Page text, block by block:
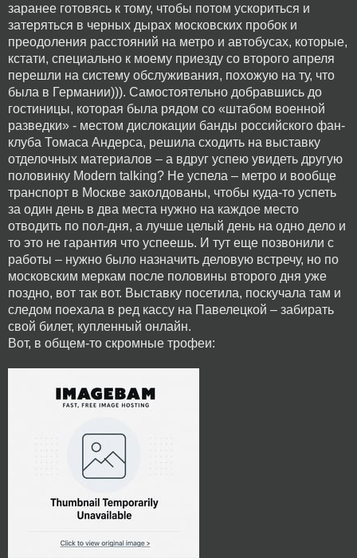
заранее готовясь к тому, чтобы потом ускориться и
затеряться в черных дырах московских пробок и
преодоления расстояний на метро и автобусах, которые,
кстати, специально к моему приезду со второго апреля
перешли на систему обслуживания, похожую на ту, что
была в Германии))). Самостоятельно добравшись до
гостиницы, которая была рядом со «штабом военной
разведки» - местом дислокации банды российского фан-
клуба Томаса Андерса, решила сходить на выставку
отделочных материалов – а вдруг успею увидеть другую
половинку Modern talking? Не успела – метро и вообще
транспорт в Москве заколдованы, чтобы куда-то успеть
за один день в два места нужно на каждое место
отводить по пол-дня, а лучше целый день на одно дело и
то это не гарантия что успеешь. И тут еще позвонили с
работы – нужно было назначить деловую встречу, но по
московским меркам после половины второго дня уже
поздно, вот так вот. Выставку посетила, поскучала там и
следом поехала в ред кассу на Павелецкой – забирать
свой билет, купленный онлайн.
Вот, в общем-то скромные трофеи: